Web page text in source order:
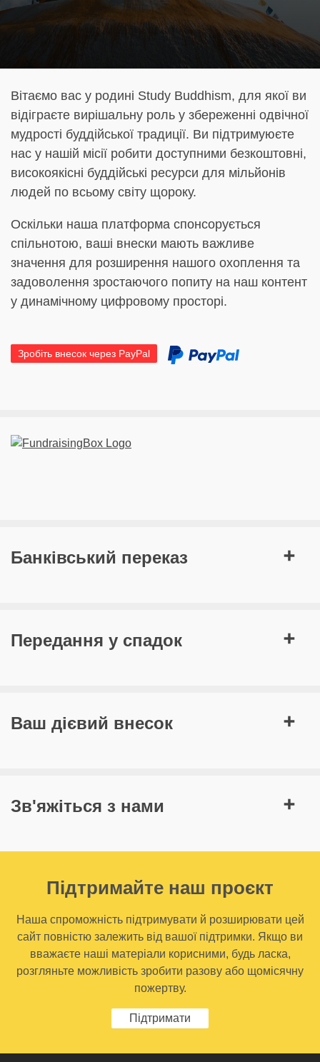
Вітаємо вас у родині Study Buddhism, для якої ви
відіграєте вирішальну роль у збереженні одвічної
мудрості буддійської традиції. Ви підтримуюєте
нас у нашій місії робити доступними безкоштовні,
високоякісні буддійські ресурси для мільйонів
людей по всьому світу щороку.
Оскільки наша платформа спонсорується
спільнотою, ваші внески мають важливе
значення для розширення нашого охоплення та
задоволення зростаючого попиту на наш контент
у динамічному цифровому просторі.
Зробіть внесок через PayPal
Банківський переказ
Передання у спадок
Ваш дієвий внесок
Зв'яжіться з нами
Підтримайте наш проєкт
Наша спроможність підтримувати й розширювати цей
сайт повністю залежить від вашої підтримки. Якщо ви
вважаєте наші матеріали корисними, будь ласка,
розгляньте можливість зробити разову або щомісячну
пожертву.
Підтримати